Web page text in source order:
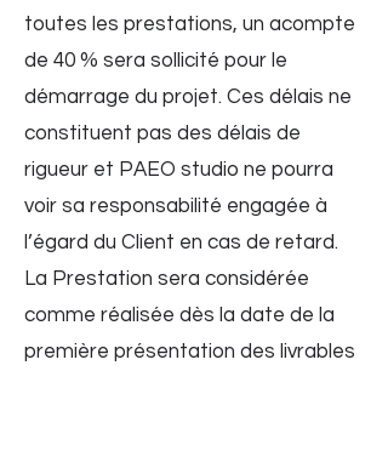
toutes les prestations, un acompte
de 40 % sera sollicité pour le
démarrage du projet. Ces délais ne
constituent pas des délais de
rigueur et PAEO studio ne pourra
voir sa responsabilité engagée à
l’égard du Client en cas de retard.
La Prestation sera considérée
comme réalisée dès la date de la
première présentation des livrables